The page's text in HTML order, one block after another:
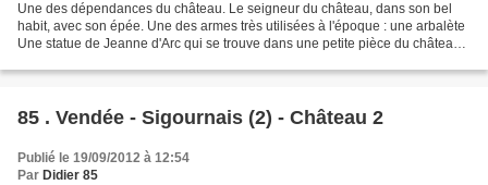
Une des dépendances du château. Le seigneur du château, dans son bel
habit, avec son épée. Une des armes très utilisées à l'époque : une arbalète
Une statue de Jeanne d'Arc qui se trouve dans une petite pièce du château.
85 . Vendée - Sigournais (2) - Château 2
Publié le 19/09/2012 à 12:54
Par Didier 85